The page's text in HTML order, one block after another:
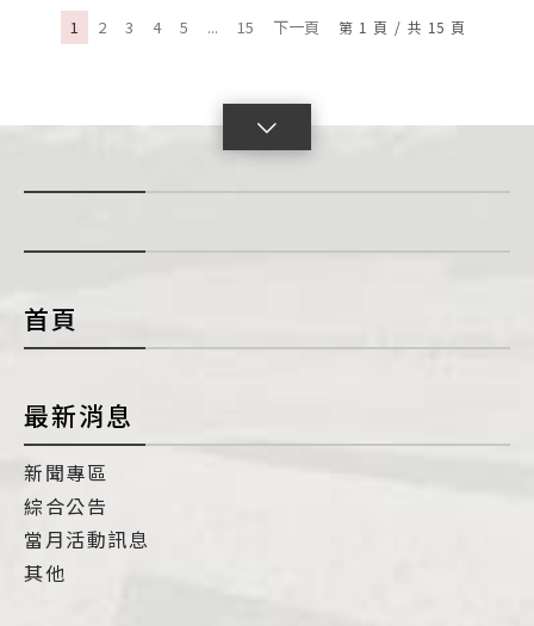
1 2 3 4 5 ... 15 下一頁 第 1 頁 / 共 15 頁
首頁
最新消息
新聞專區
綜合公告
當月活動訊息
其他